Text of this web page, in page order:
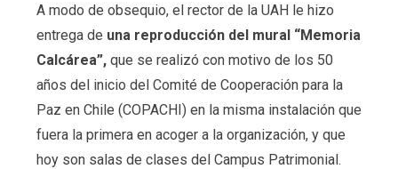
A modo de obsequio, el rector de la UAH le hizo
entrega de una reproducción del mural “Memoria
Calcárea”,que se realizó con motivo de los 50
años del inicio del Comité de Cooperación para la
Paz en Chile (COPACHI) en la misma instalación que
fuera la primera en acoger a la organización, y que
hoy son salas de clases del Campus Patrimonial.